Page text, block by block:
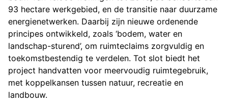
93 hectare werkgebied, en de transitie naar duurzame
energienetwerken. Daarbij zijn nieuwe ordenende
principes ontwikkeld, zoals ‘bodem, water en
landschap-sturend’, om ruimteclaims zorgvuldig en
toekomstbestendig te verdelen. Tot slot biedt het
project handvatten voor meervoudig ruimtegebruik,
met koppelkansen tussen natuur, recreatie en
landbouw.